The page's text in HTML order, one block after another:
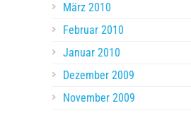
März 2010
Februar 2010
Januar 2010
Dezember 2009
November 2009